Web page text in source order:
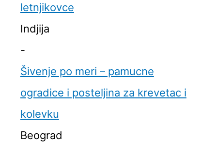
letnjikovce
Indjija
-
Šivenje po meri – pamucne
ogradice i posteljina za krevetac i
kolevku
Beograd